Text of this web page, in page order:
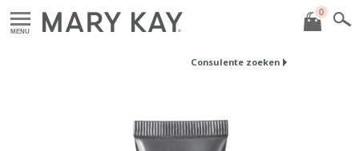
MENU
0
Consulente zoeken